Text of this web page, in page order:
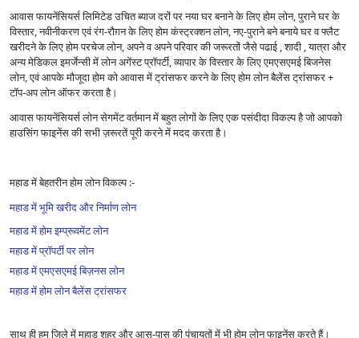
आवास फायनेंसियर्स लिमिटेड उचित ब्याज दरों पर नया घर बनाने के लिए होम लोन, पुराने घर के
विस्तार, नवीनीकरण एवं रंग-रौग़न के लिए होम कंस्ट्रक्शन लोन, नए-पुराने बने बनाये घर व फ्लैट
खरीदने के लिए होम परचेज लोन, अपने व अपने परिवार की जरूरतों जैसे पढाई , शादी , यात्रा और
अन्य मेडिकल इमर्जेन्सी में लोन अगेंस्ट प्रॉपर्टी, व्यापार के विस्तार के लिए एमएसएमई बिजनेस
लोन, एवं आपके मौजूदा होम को आवास में ट्रांसफर करने के लिए होम लोन बैलेंस ट्रांसफर +
टॉप-अप लोन ऑफर करता है।
आवास फायनेंसियर्स लोन सेगमेंट वर्तमान में बहुत लोगों के लिए एक पसंदीदा विकल्प है जो आपको
हाउसिंग फाइनेंस की सभी ज़रूरतें पूरी करने में मदद करता है।
महाड में बेहतरीन होम लोन विकल्प :-
महाड में भूमि खरीद और निर्माण लोन
महाड में होम इम्प्रूवमेंट लोन
महाड में प्रॉपर्टी पर लोन
महाड में एमएसएमई बिज़नस लोन
महाड में होम लोन बैलेंस ट्रांसफर
साथ ही हम ज़िले में महाड शहर और आस-पास की पंचायतों में भी होम लोन फाइनेंस करते हैं।